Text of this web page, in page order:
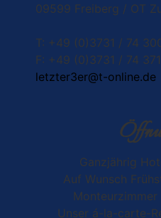
09599 Freiberg / OT
T: +49 (0)3731 / 74
F: +49 (0)3731 / 74 371
letzter3er@t-online.de
Ganzjährig
Auf Wunsch
Unser á-la-carte-